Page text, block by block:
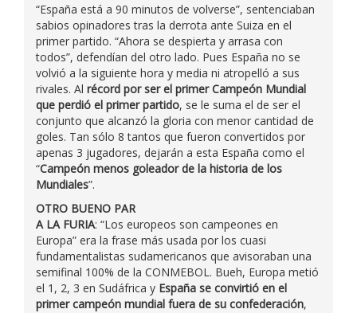
“España está a 90 minutos de volverse”, sentenciaban
sabios opinadores tras la derrota ante Suiza en el
primer partido. “Ahora se despierta y arrasa con
todos”, defendían del otro lado. Pues España no se
volvió a la siguiente hora y media ni atropelló a sus
rivales. Al récord por ser el primer Campeón Mundial
que perdió el primer partido, se le suma el de ser el
conjunto que alcanzó la gloria con menor cantidad de
goles. Tan sólo 8 tantos que fueron convertidos por
apenas 3 jugadores, dejarán a esta España como el
“Campeón menos goleador de la historia de los
Mundiales”.
OTRO BUENO PAR
A LA FURIA: “Los europeos son campeones en
Europa” era la frase más usada por los cuasi
fundamentalistas sudamericanos que avisoraban una
semifinal 100% de la CONMEBOL. Bueh, Europa metió
el 1, 2, 3 en Sudáfrica y España se convirtió en el
primer campeón mundial fuera de su confederación,